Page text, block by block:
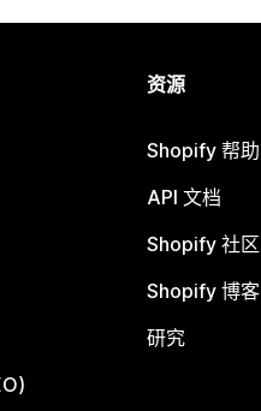
资源
Shopify 帮
API 文档
Shopify 社区
Shopify 博客
研究